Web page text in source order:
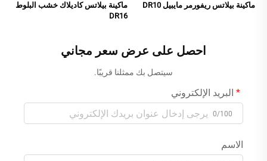
ماكينة بيلاتس ريفورمر مايبيل DR10
ماكينة بيلاتس كاديلاك خشب البلوط
DR16
احصل على عرض سعر مجاني
سيتصل بك ممثلنا قريبًا.
البريد الإلكتروني
0/100
الاسم